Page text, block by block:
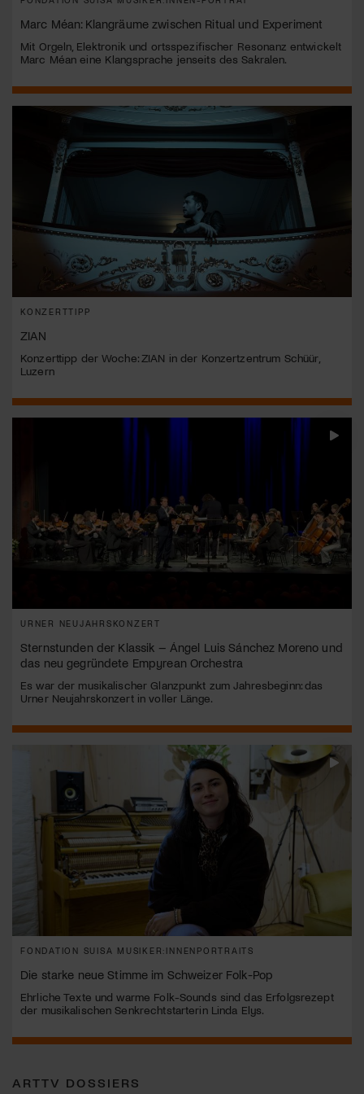
Marc Méan: Klangräume zwischen Ritual und Experiment
Mit Orgeln, Elektronik und ortsspezifischer Resonanz entwickelt
Marc Méan eine Klangsprache jenseits des Sakralen.
KONZERTTIPP
ZIAN
Konzerttipp der Woche: ZIAN in der Konzertzentrum Schüür,
Luzern
URNER NEUJAHRSKONZERT
Sternstunden der Klassik – Ángel Luis Sánchez Moreno und
das neu gegründete Empyrean Orchestra
Es war der musikalischer Glanzpunkt zum Jahresbeginn: das
Urner Neujahrskonzert in voller Länge.
FONDATION SUISA MUSIKER:INNENPORTRAITS
Die starke neue Stimme im Schweizer Folk-Pop
Ehrliche Texte und warme Folk-Sounds sind das Erfolgsrezept
der musikalischen Senkrechtstarterin Linda Elys.
ARTTV DOSSIERS